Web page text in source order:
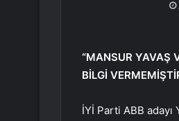
“MANSUR YAVAŞ
BİLGİ
İYİ Parti ABB